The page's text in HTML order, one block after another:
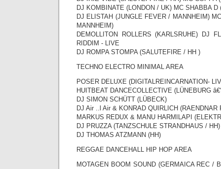
DJ KOMBINATE (LONDON / UK) MC SHABBA D
DJ ELISTAH (JUNGLE FEVER / MANNHEIM)
MANNHEIM)
DEMOLLITON ROLLERS (KARLSRUHE) DJ
RIDDIM - LIVE
DJ ROMPA STOMPA (SALUTEFIRE / HH )
TECHNO ELECTRO MINIMAL AREA
POSER DELUXE (DIGITALREINCARNATION-
HUITBEAT DANCECOLLECTIVE (LÜNEBURG
DJ SIMON SCHÜTT (LÜBECK)
DJ Air ..l Air & KONRAD QUIRLICH (RAENDNAR
MARKUS REDUX & MANU HARMILAPI
DJ PRUZZA (TANZSCHULE STRANDHAUS / HH)
DJ THOMAS ATZMANN (HH)
REGGAE DANCEHALL HIP HOP AREA
MOTAGEN BOOM SOUND (GERMAICA REC /